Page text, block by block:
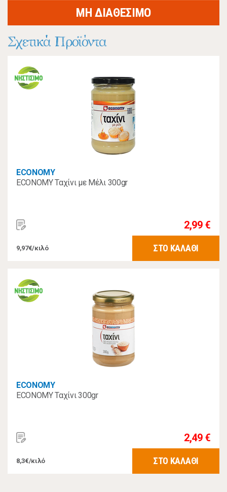
ΜΗ ΔΙΑΘΕΣΙΜΟ
Σχετικά Προϊόντα
ECONOMY
ECONOMY Ταχίνι με Μέλι 300gr
2,99 €
9,97€/κιλό ΣΤΟ ΚΑΛΑΘΙ
ECONOMY
ECONOMY Ταχίνι 300gr
2,49 €
8,3€/κιλό ΣΤΟ ΚΑΛΑΘΙ